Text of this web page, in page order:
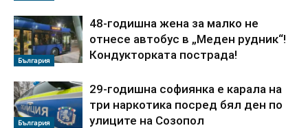
България
48-годишна жена за малко не
отнесе автобус в „Меден рудник“!
Кондукторката пострада!
България
29-годишна софиянка е карала на
три наркотика посред бял ден по
улиците на Созопол